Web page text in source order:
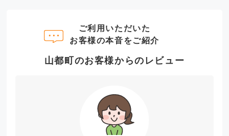
ご利用いただいた
お客様の本音をご紹介
山都町のお客様からのレビュー